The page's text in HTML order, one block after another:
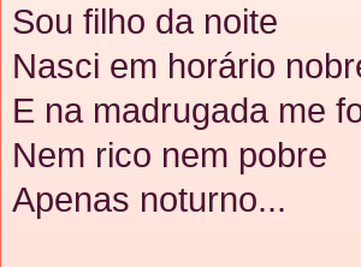
Sou filho da noite
Nasci em horário
E na madrugada me
Nem rico nem pobre
Apenas noturno...